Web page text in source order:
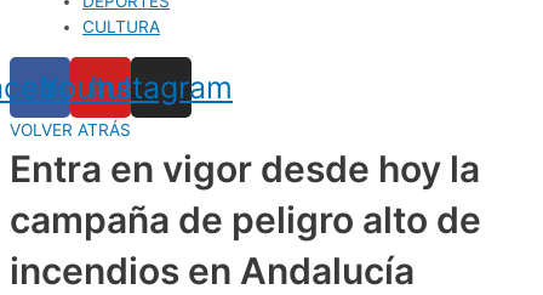
CULTURA
Youtube
Instagram
VOLVER ATRÁS
Entra en vigor desde hoy la
campaña de peligro alto de
incendios en Andalucía